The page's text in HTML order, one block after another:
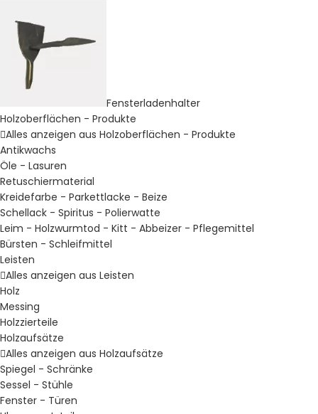
Fensterladenhalter
Holzoberflächen - Produkte
Alles anzeigen aus Holzoberflächen - Produkte
Antikwachs
Öle - Lasuren
Retuschiermaterial
Kreidefarbe - Parkettlacke - Beize
Schellack - Spiritus - Polierwatte
Leim - Holzwurmtod - Kitt - Abbeizer - Pflegemittel
Bürsten - Schleifmittel
Leisten
Alles anzeigen aus Leisten
Holz
Messing
Holzzierteile
Holzaufsätze
Alles anzeigen aus Holzaufsätze
Spiegel - Schränke
Sessel - Stühle
Fenster - Türen